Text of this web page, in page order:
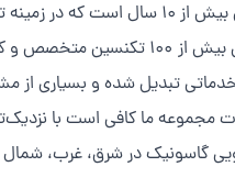
از ۹۰ درصد مشتریان خود را بدست اورد.
تبدیل شده و بسیاری از
مجموعه ما کافی است با
گاسونیک در شرق، غرب،